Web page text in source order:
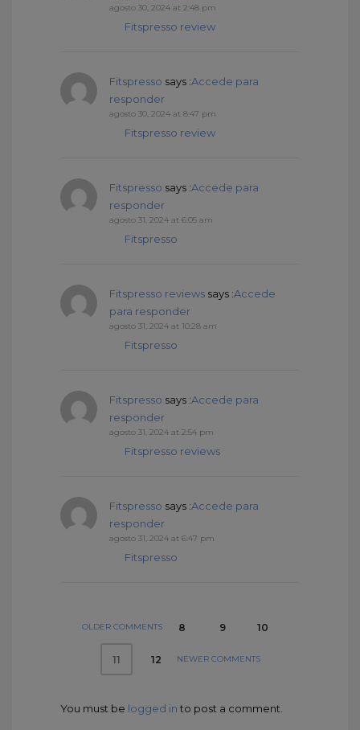
agosto 30, 2024 at 2:48 pm
Fitspresso review
Fitspresso says :Accede para
responder
agosto 30, 2024 at 8:47 pm
Fitspresso review
Fitspresso says :Accede para
responder
agosto 31, 2024 at 6:05 am
Fitspresso
Fitspresso reviews says :Accede
para responder
agosto 31, 2024 at 10:28 am
Fitspresso
Fitspresso says :Accede para
responder
agosto 31, 2024 at 2:54 pm
Fitspresso reviews
Fitspresso says :Accede para
responder
agosto 31, 2024 at 6:47 pm
Fitspresso
OLDER COMMENTS 8 9 10
11 12 NEWER COMMENTS
You must be logged in to post a comment.